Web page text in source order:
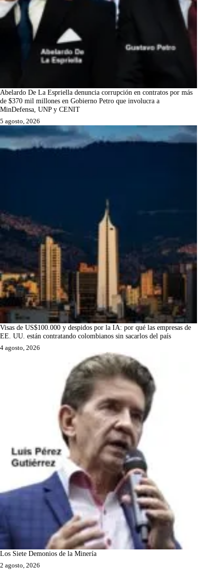
Abelardo De La Espriella denuncia corrupción en contratos por más
de $370 mil millones en Gobierno Petro que involucra a
MinDefensa, UNP y CENIT
5 agosto, 2026
Visas de US$100.000 y despidos por la IA: por qué las empresas de
EE. UU. están contratando colombianos sin sacarlos del país
4 agosto, 2026
Los Siete Demonios de la Minería
2 agosto, 2026